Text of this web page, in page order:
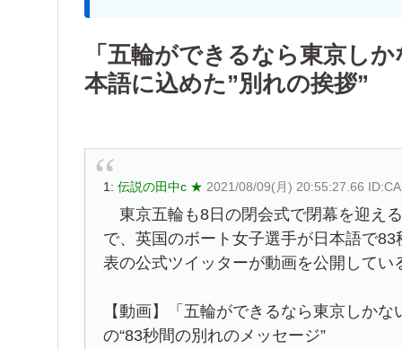
「五輪ができるなら東京し
本語に込めた”別れの挨拶”
1: 伝説の田中c ★ 2021/08/09(月) 20:55:27.66
東京五輪も8日の閉会式で閉幕を迎え
で、英国のボート女子選手が日本語で
表の公式ツイッターが動画を公開してい
【動画】「五輪ができるなら東京しか
の“83秒間の別れのメッセージ”